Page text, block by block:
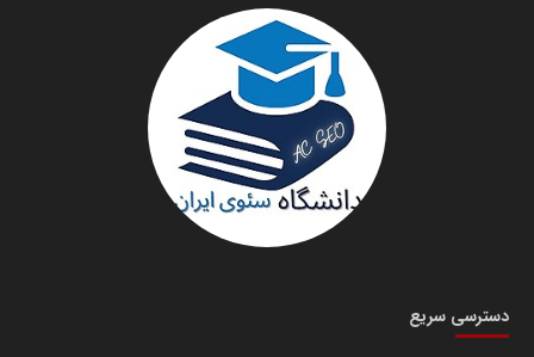
دانشگاه سئوی ایران
سازمان صنعت،معدن و تجارت
مریم حاج نوروز نظری
دسترسی سریع